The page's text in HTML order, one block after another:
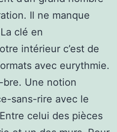
Il ne manque
clé en
intérieur c’est de
avec eurythmie.
bre. Une notion
sans-rire avec le
celui des pièces